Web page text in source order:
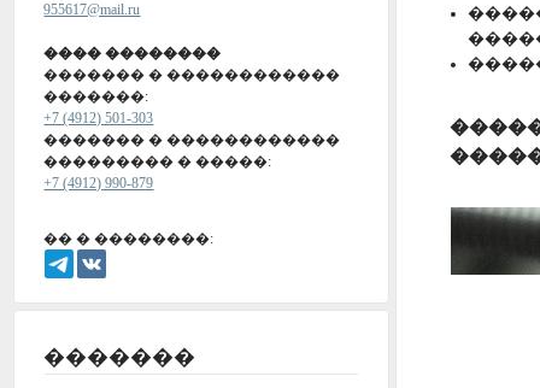
955617@mail.ru
���� ��������
������� � ������������
�������:
+7 (4912) 501-303
������� � ������������
��������� � �����:
+7 (4912) 990-879
�� � ��������:
�������